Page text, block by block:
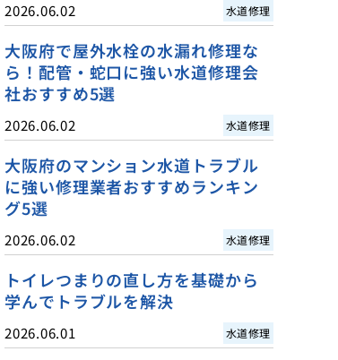
2026.06.02 水道修理
大阪府で屋外水栓の水漏れ修理な
ら！配管・蛇口に強い水道修理会
社おすすめ5選
2026.06.02 水道修理
大阪府のマンション水道トラブル
に強い修理業者おすすめランキン
グ5選
2026.06.02 水道修理
トイレつまりの直し方を基礎から
学んでトラブルを解決
2026.06.01 水道修理